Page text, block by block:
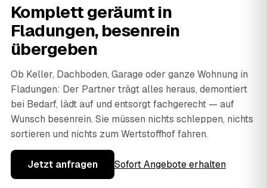
Komplett geräumt in
Fladungen, besenrein
übergeben
Ob Keller, Dachboden, Garage oder ganze Wohnung in
Fladungen: Der Partner trägt alles heraus, demontiert
bei Bedarf, lädt auf und entsorgt fachgerecht — auf
Wunsch besenrein. Sie müssen nichts schleppen, nichts
sortieren und nichts zum Wertstoffhof fahren.
Jetzt anfragen Sofort Angebote erhalten